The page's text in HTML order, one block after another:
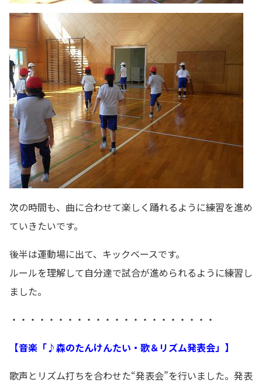
次の時間も、曲に合わせて楽しく踊れるように練習を進め
ていきたいです。
後半は運動場に出て、キックベースです。
ルールを理解して自分達で試合が進められるように練習し
ました。
・・・・・・・・・・・・・・・・・・・・・・
【音楽「♪森のたんけんたい・歌＆リズム発表会」】
歌声とリズム打ちを合わせた“発表会”を行いました。発表